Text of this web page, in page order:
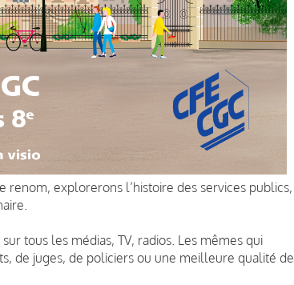
explorerons l’histoire des services publics,
tous les médias, TV, radios. Les mêmes qui
de juges, de policiers ou une meilleure qualité de